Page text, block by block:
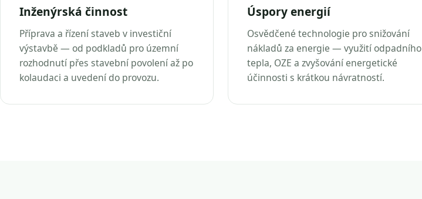
Inženýrská činnost
Příprava a řízení staveb v investiční
výstavbě — od podkladů pro územní
rozhodnutí přes stavební povolení až po
kolaudaci a uvedení do provozu.
Úspory energií
Osvědčené technologie pro snižování
nákladů za energie — využití odpadního
tepla, OZE a zvyšování energetické
účinnosti s krátkou návratností.